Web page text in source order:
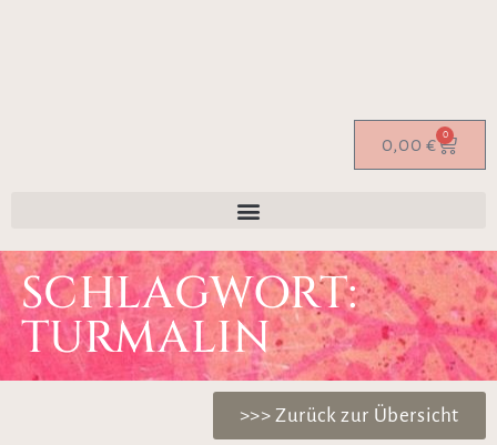
0,00 € 0
SCHLAGWORT:
TURMALIN
>>> Zurück zur Übersicht